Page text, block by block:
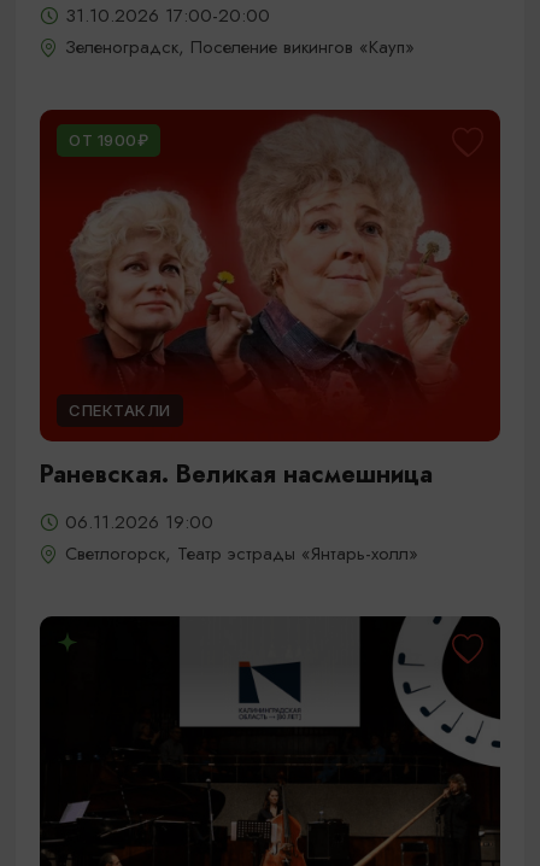
31.10.2026 17:00-20:00
Зеленоградск, Поселение викингов «Кауп»
ОТ 1900₽
СПЕКТАКЛИ
Раневская. Великая насмешница
06.11.2026 19:00
Светлогорск, Театр эстрады «Янтарь-холл»